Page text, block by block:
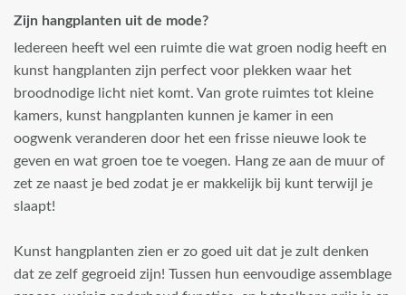
Zijn hangplanten uit de mode?
Iedereen heeft wel een ruimte die wat groen nodig heeft en
kunst hangplanten zijn perfect voor plekken waar het
broodnodige licht niet komt. Van grote ruimtes tot kleine
kamers, kunst hangplanten kunnen je kamer in een
oogwenk veranderen door het een frisse nieuwe look te
geven en wat groen toe te voegen. Hang ze aan de muur of
zet ze naast je bed zodat je er makkelijk bij kunt terwijl je
slaapt!
Kunst hangplanten zien er zo goed uit dat je zult denken
dat ze zelf gegroeid zijn! Tussen hun eenvoudige assemblage